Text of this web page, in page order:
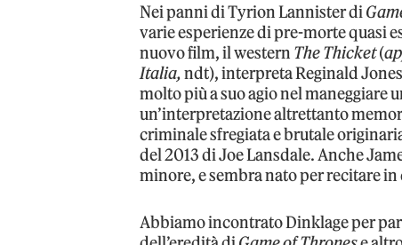
Nei panni di Tyrion Lannister di
varie esperienze di pre-morte quasi
nuovo film, il western The Thicket(
Italia,ndt), interpreta Reginald
molto più a suo agio nel maneggiare
un’interpretazione altrettanto
criminale sfregiata e brutale
del 2013 di Joe Lansdale. Anche
minore, e sembra nato per recitare in
Abbiamo incontrato Dinklage per